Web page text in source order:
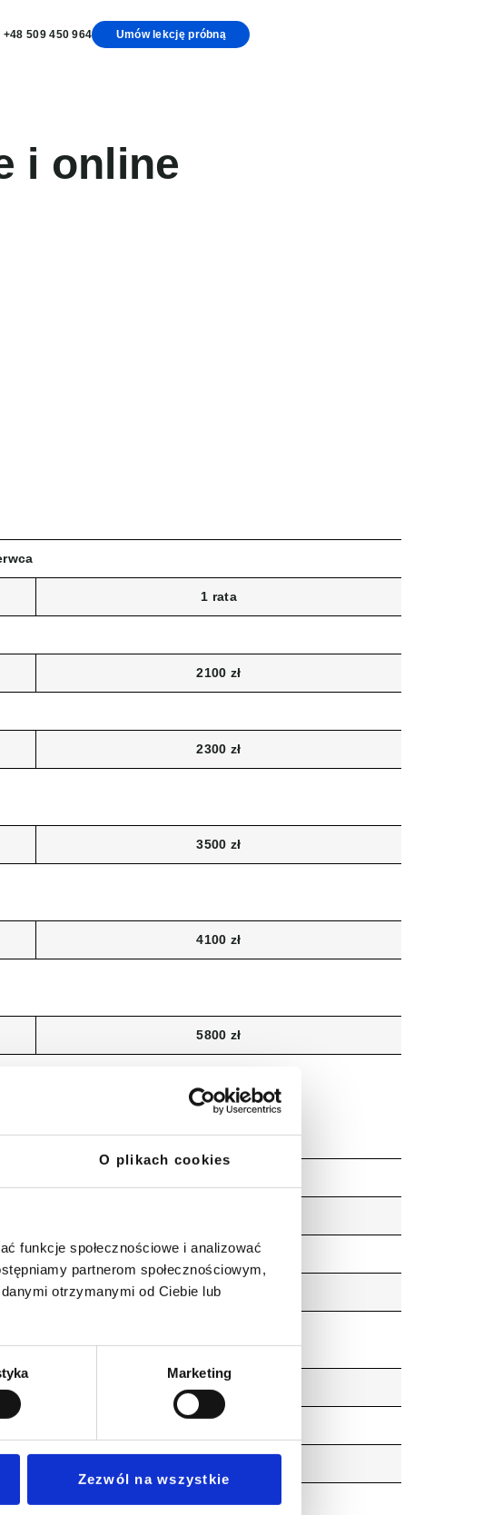
O plikach cookies
funkcje społecznościowe i analizować
partnerom społecznościowym,
otrzymanymi od Ciebie lub
Marketing
Zezwól na wszystkie
+48 509 450 964 Umów lekcję próbną
i online
1 rata
2100 zł
2300 zł
3500 zł
4100 zł
5800 zł
1820 zł
3100 zł